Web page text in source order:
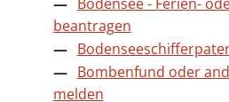
beantragen
Bombenfund oder
melden